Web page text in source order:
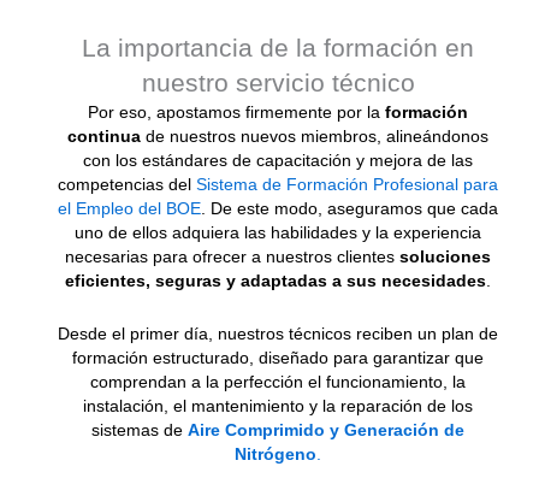
La importancia de la formación en
nuestro servicio técnico
Por eso, apostamos firmemente por laformación
continua de nuestros nuevos miembros, alineándonos
con los estándares de capacitación y mejora de las
competencias delSistema de Formación Profesional para
el Empleo del BOE . De este modo, aseguramos que cada
uno de ellos adquiera las habilidades y la experiencia
necesarias para ofrecer a nuestros clientessoluciones
eficientes, seguras y adaptadas a sus necesidades
Desde el primer día, nuestros técnicos reciben un plan de
formación estructurado, diseñado para garantizar que
comprendan a la perfección el funcionamiento, la
instalación, el mantenimiento y la reparación de los
sistemas deAire Comprimido y Generación de
Nitrógeno.